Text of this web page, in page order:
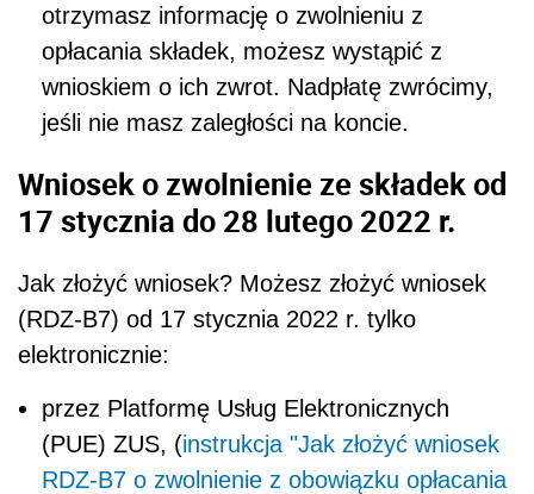
otrzymasz informację o zwolnieniu z
opłacania składek, możesz wystąpić z
wnioskiem o ich zwrot. Nadpłatę zwrócimy,
jeśli nie masz zaległości na koncie.
Wniosek o zwolnienie ze składek od
17 stycznia do 28 lutego 2022 r.
Jak złożyć wniosek? Możesz złożyć wniosek
(RDZ-B7) od 17 stycznia 2022 r. tylko
elektronicznie:
przez Platformę Usług Elektronicznych
(PUE) ZUS, (instrukcja "Jak złożyć wniosek
RDZ-B7 o zwolnienie z obowiązku opłacania